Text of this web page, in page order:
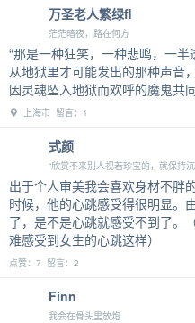
万圣老人繁绿fl
茫茫暗夜，路在何方
“那是一种狂笑，一种悲鸣，一
从地狱里才可能发出的那种声音
因灵魂坠入地狱而欢呼的魔鬼共
上海市 留言：1
式颜
“欣赏不来别人视若珍宝的，就保持
出于个人审美我会喜欢身材不胖
时候，他的心跳感受得很明显。
了，是不是心跳就感受不到了。
难感受到女生的心跳这样）
点赞：7 留言：2
Finn
我会在骨头里放炮